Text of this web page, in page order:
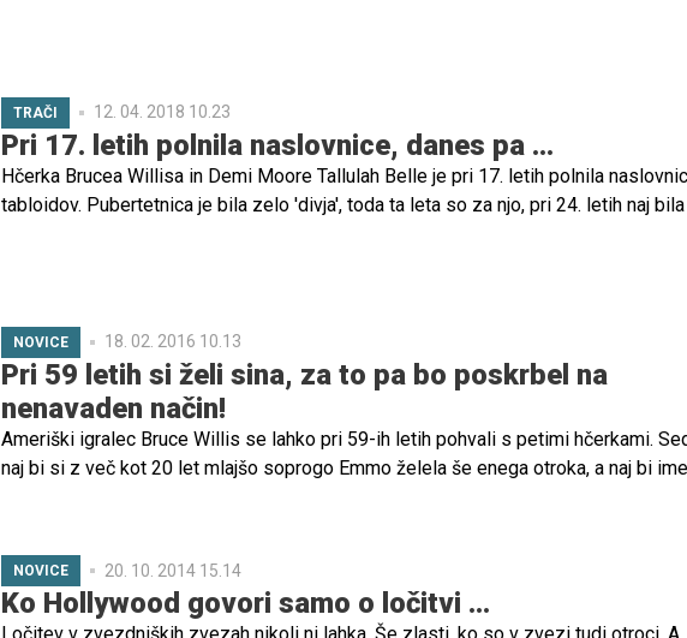
TRAČI 12. 04. 2018 10.23
Pri 17. letih polnila naslovnice, danes pa ...
Hčerka Brucea Willisa in Demi Moore Tallulah Belle je pri 17. letih polnila
tabloidov. Pubertetnica je bila zelo 'divja', toda ta leta so za njo, pri 24. letih naj
NOVICE 18. 02. 2016 10.13
Pri 59 letih si želi sina, za to pa bo poskrbel na
nenavaden način!
Ameriški igralec Bruce Willis se lahko pri 59-ih letih pohvali s petimi hčerkami.
naj bi si z več kot 20 let mlajšo soprogo Emmo želela še enega otroka, a naj bi
NOVICE 20. 10. 2014 15.14
Ko Hollywood govori samo o ločitvi ...